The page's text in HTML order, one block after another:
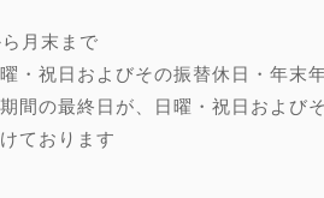
月末まで
・祝日およびその振替休日・年末
間の最終日が、日曜・祝日および
ております